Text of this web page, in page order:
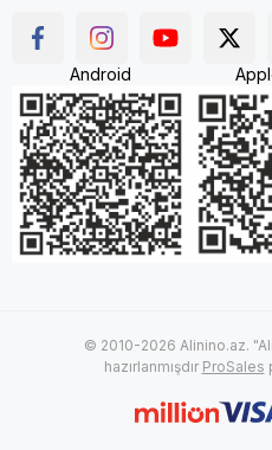
Android
© 2010-2026 Alinino.az.
hazırlanmışdır ProSales